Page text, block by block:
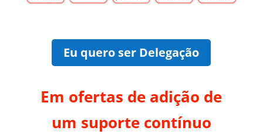
Eu quero ser Delegação
Em ofertas de adição de
um suporte contínuo